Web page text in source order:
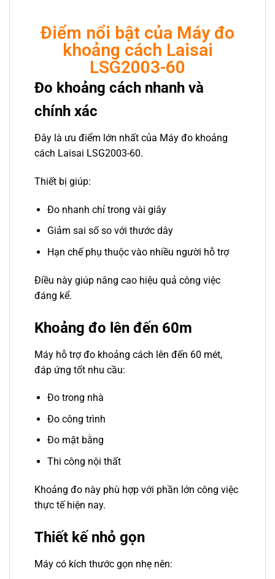
Điểm nổi bật của Máy đo
khoảng cách Laisai
LSG2003-60
Đo khoảng cách nhanh và
chính xác
Đây là ưu điểm lớn nhất của Máy đo khoảng
cách Laisai LSG2003-60.
Thiết bị giúp:
Đo nhanh chỉ trong vài giây
Giảm sai số so với thước dây
Hạn chế phụ thuộc vào nhiều người hỗ trợ
Điều này giúp nâng cao hiệu quả công việc
đáng kể.
Khoảng đo lên đến 60m
Máy hỗ trợ đo khoảng cách lên đến 60 mét,
đáp ứng tốt nhu cầu:
Đo trong nhà
Đo công trình
Đo mặt bằng
Thi công nội thất
Khoảng đo này phù hợp với phần lớn công việc
thực tế hiện nay.
Thiết kế nhỏ gọn
Máy có kích thước gọn nhẹ nên: